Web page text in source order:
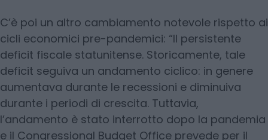
C’è poi un altro cambiamento notevole rispetto ai
cicli economici pre-pandemici: “Il persistente
deficit fiscale statunitense. Storicamente, tale
deficit seguiva un andamento ciclico: in genere
aumentava durante le recessioni e diminuiva
durante i periodi di crescita. Tuttavia,
l’andamento è stato interrotto dopo la pandemia
e il Congressional Budget Office prevede per il